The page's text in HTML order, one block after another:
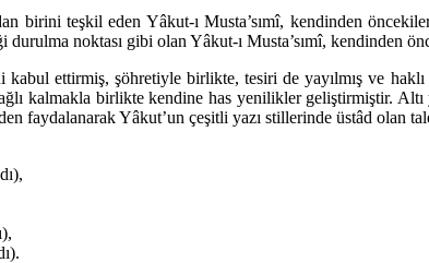
birini teşkil eden Yâkut-ı Musta’sımî, kendinden
noktası gibi olan Yâkut-ı Musta’sımî, kendinden
kabul ettirmiş, şöhretiyle birlikte, tesiri de yayılmış ve
kalmakla birlikte kendine has yenilikler geliştirmiştir.
faydalanarak Yâkut’un çeşitli yazı stillerinde üstâd olan